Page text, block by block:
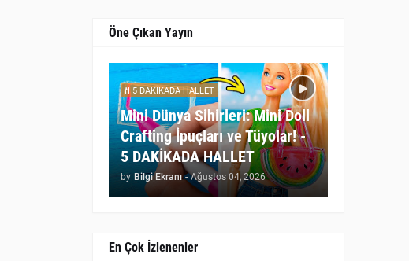
Öne Çıkan Yayın
5 DAKİKADA HALLET
Mini Dünya Sihirleri: Mini Doll
Crafting İpuçları ve Tüyolar! -
5 DAKİKADA HALLET
by Bilgi Ekranı - Ağustos 04, 2026
En Çok İzlenenler